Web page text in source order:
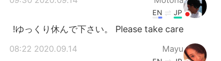
JP
EN
ゆっくり休んで下さい。 Please take care!
Mayu
2020.09.14 08:22